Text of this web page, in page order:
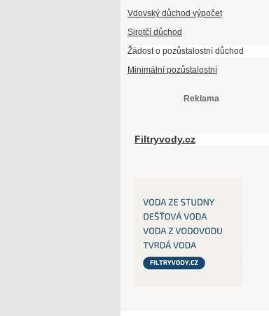
Vdovský důchod výpočet
Sirotčí důchod
Žádost o pozůstalostní důchod
Minimální pozůstalostní
Reklama
Filtryvody.cz